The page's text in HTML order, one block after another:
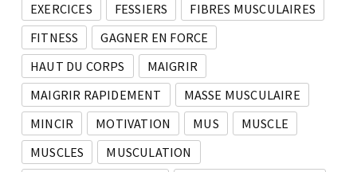
EXERCICES
FESSIERS
FIBRES MUSCULAIRES
FITNESS
GAGNER EN FORCE
HAUT DU CORPS
MAIGRIR
MAIGRIR RAPIDEMENT
MASSE MUSCULAIRE
MINCIR
MOTIVATION MUS
MUSCLE
MUSCLES
MUSCULATION